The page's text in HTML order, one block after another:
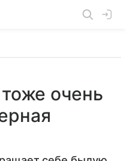
очень